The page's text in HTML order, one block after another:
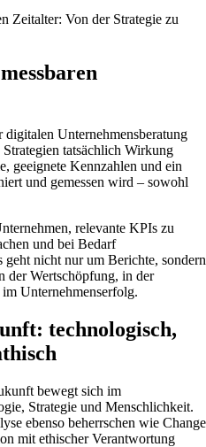
Zeitalter: Von der Strategie zu
Unternehmensberatung
Strategien tatsächlich Wirkung
geeignete Kennzahlen und ein
und gemessen wird – sowohl
relevante KPIs zu
und bei Bedarf
nicht nur um Berichte, sondern
der Wertschöpfung, in der
Unternehmenserfolg.
technologisch,
bewegt sich im
Strategie und Menschlichkeit.
ebenso beherrschen wie Change
mit ethischer Verantwortung